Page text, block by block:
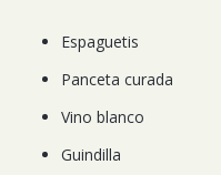
Espaguetis
Panceta curada
Vino blanco
Guindilla